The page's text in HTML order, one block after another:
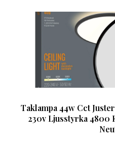
Taklampa 44w Cct
230v Ljusstyrka 4800